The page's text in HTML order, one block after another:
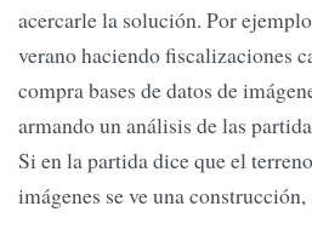
acercarle la solución. Por
verano haciendo fiscalizaciones
compra bases de datos de
armando un análisis de las
Si en la partida dice que el
imágenes se ve una